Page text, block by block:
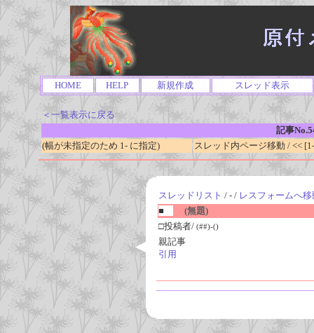
HOME HELP 新規作成 スレッド表示
＜一覧表示に戻る
記事
(幅が未指定のため 1- に指定)
スレッド内ページ移動 / <<
スレッドリスト / - / レスフォームへ移
■
(無題)
□投稿者/ (##)-()
親記事
引用